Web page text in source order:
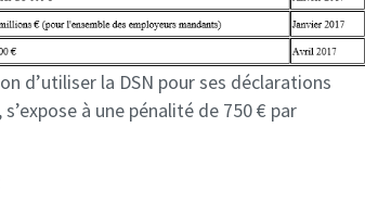
d’utiliser la DSN pour ses déclarations
à une pénalité de 750 € par